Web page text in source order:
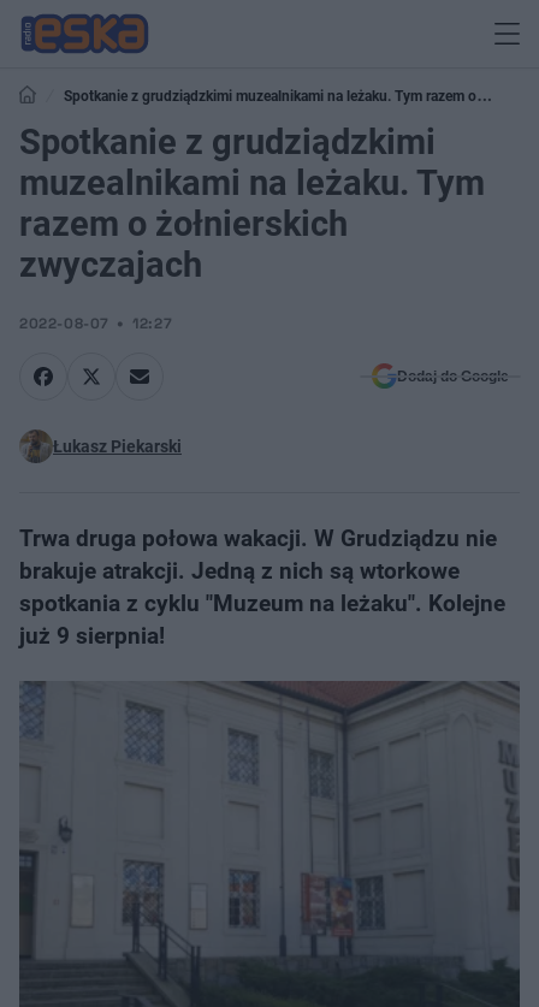
Spotkanie z grudziądzkimi muzealnikami na leżaku. Tym razem o
żołnierskich zwyczajach
Spotkanie z grudziądzkimi
muzealnikami na leżaku. Tym
razem o żołnierskich
zwyczajach
2022-08-07 12:27
Dodaj do Google
Łukasz Piekarski
Trwa druga połowa wakacji. W Grudziądzu nie
brakuje atrakcji. Jedną z nich są wtorkowe
spotkania z cyklu "Muzeum na leżaku". Kolejne
już 9 sierpnia!